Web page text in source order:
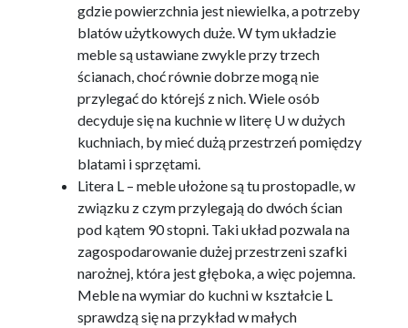
gdzie powierzchnia jest niewielka, a potrzeby
blatów użytkowych duże. W tym układzie
meble są ustawiane zwykle przy trzech
ścianach, choć równie dobrze mogą nie
przylegać do którejś z nich. Wiele osób
decyduje się na kuchnie w literę U w dużych
kuchniach, by mieć dużą przestrzeń pomiędzy
blatami i sprzętami.
Litera L – meble ułożone są tu prostopadle, w
związku z czym przylegają do dwóch ścian
pod kątem 90 stopni. Taki układ pozwala na
zagospodarowanie dużej przestrzeni szafki
narożnej, która jest głęboka, a więc pojemna.
Meble na wymiar do kuchni w kształcie L
sprawdzą się na przykład w małych